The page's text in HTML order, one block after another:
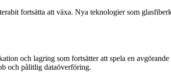
fortsätta att växa. Nya teknologier som
och lagring som fortsätter att spela en
och pålitlig dataöverföring.